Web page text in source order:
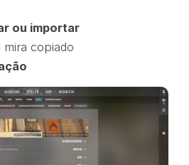
ou importar
mira copiado